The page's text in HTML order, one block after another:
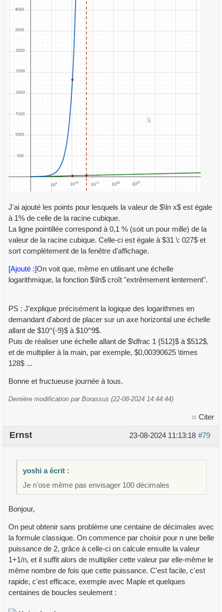
J'ai ajouté les points pour lesquels la valeur de $\ln x$ est égale
à 1% de celle de la racine cubique.
La ligne pointillée correspond à 0,1 % (soit un pour mille) de la
valeur de la racine cubique. Celle-ci est égale à $31 \: 027$ et
sort complètement de la fenêtre d'affichage.
[Ajouté :]On voit que, même en utilisant une échelle
logarithmique, la fonction $\ln$ croît "extrêmement lentement".
PS : J'explique précisément la logique des logarithmes en
demandant d'abord de placer sur un axe horizontal une échelle
allant de $10^{-9}$ à $10^9$.
Puis de réaliser une échelle allant de $\dfrac 1 {512}$ à $512$,
et de multiplier à la main, par exemple, $0,00390625 \times
128$ ...
Bonne et fructueuse journée à tous.
Dernière modification par Borassus (22-08-2024 14:44:44)
Citer
#79
23-08-2024 11:13:18
Ernst
yoshi a écrit :
Je n'ose même pas envisager 100 décimales
Bonjour,
On peut obtenir sans problème une centaine de décimales avec
la formule classique. On commence par choisir pour n une belle
puissance de 2, grâce à celle-ci on calcule ensuite la valeur
1+1/n, et il suffit alors de multiplier cette valeur par elle-même le
même nombre de fois que cette puissance. C'est facile, c'est
rapide, c'est efficace, exemple avec Maple et quelques
centaines de boucles seulement :